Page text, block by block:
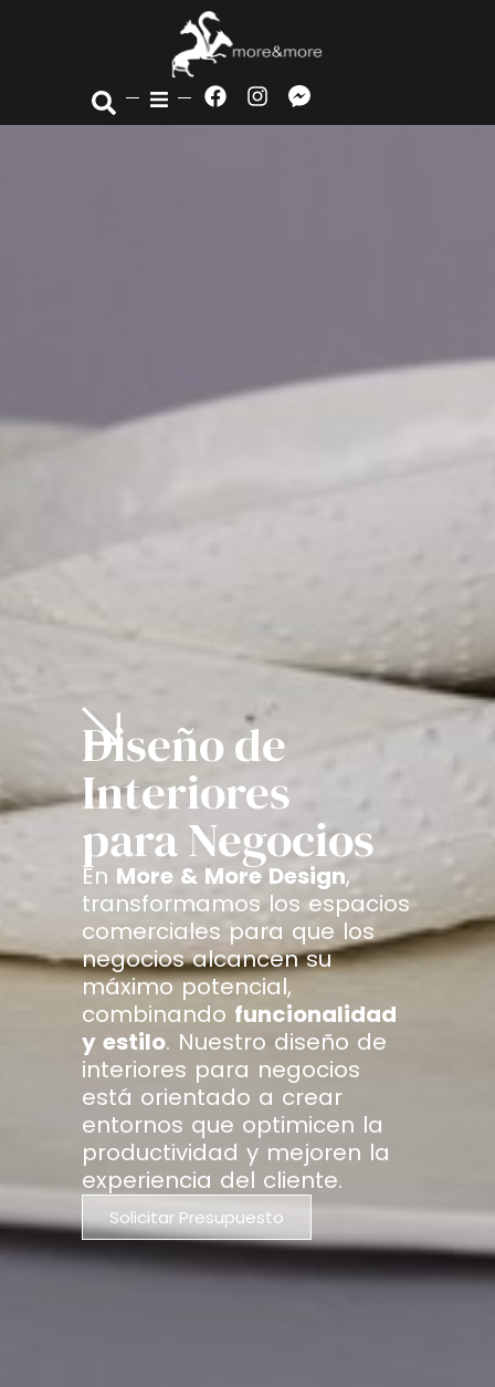
Diseño de
Interiores
para Negocios
En More & More Design,
transformamos los espacios
comerciales para que los
negocios alcancen su
máximo potencial,
combinando funcionalidad
y estilo. Nuestro diseño de
interiores para negocios
está orientado a crear
entornos que optimicen la
productividad y mejoren la
experiencia del cliente.
Solicitar Presupuesto